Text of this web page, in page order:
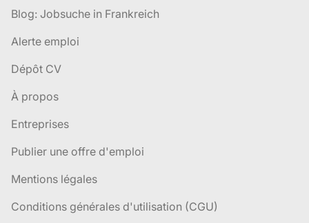
Blog: Jobsuche in Frankreich
Alerte emploi
Dépôt CV
À propos
Entreprises
Publier une offre d'emploi
Mentions légales
Conditions générales d'utilisation (CGU)